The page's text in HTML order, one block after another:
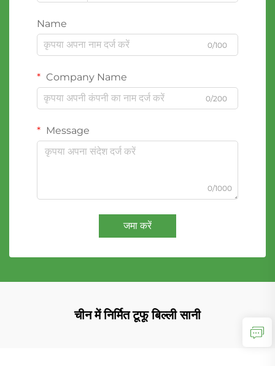
Name
0/100
Company Name
0/200
Message
0/1000
जमा करें
चीन में निर्मित टूफू बिल्ली सानी